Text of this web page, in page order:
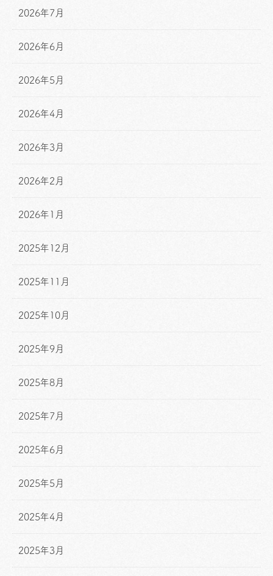
2026年7月
2026年6月
2026年5月
2026年4月
2026年3月
2026年2月
2026年1月
2025年12月
2025年11月
2025年10月
2025年9月
2025年8月
2025年7月
2025年6月
2025年5月
2025年4月
2025年3月